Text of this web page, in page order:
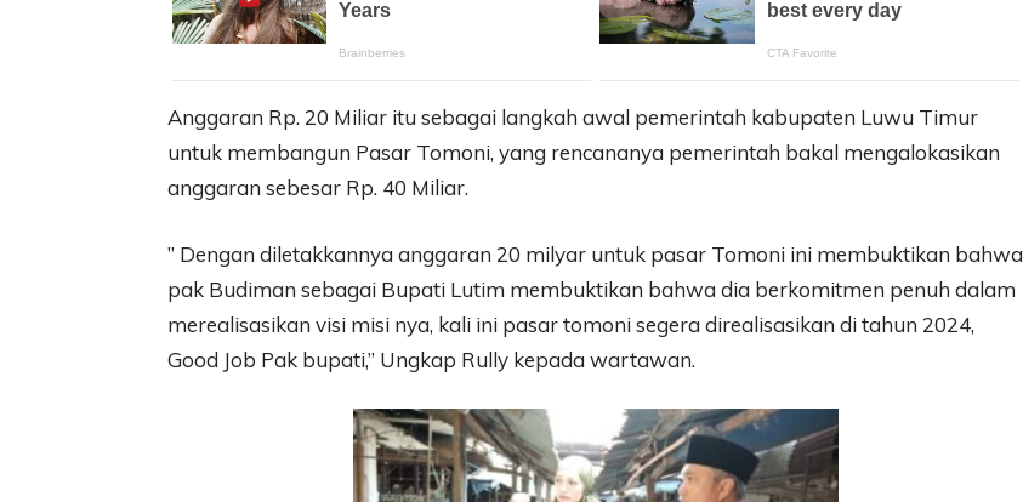
Anggaran Rp. 20 Miliar itu sebagai langkah awal pemerintah kabupaten Luwu Timur
untuk membangun Pasar Tomoni, yang rencananya pemerintah bakal mengalokasikan
anggaran sebesar Rp. 40 Miliar.
” Dengan diletakkannya anggaran 20 milyar untuk pasar Tomoni ini membuktikan bahwa
pak Budiman sebagai Bupati Lutim membuktikan bahwa dia berkomitmen penuh dalam
merealisasikan visi misi nya, kali ini pasar tomoni segera direalisasikan di tahun 2024,
Good Job Pak bupati,” Ungkap Rully kepada wartawan.